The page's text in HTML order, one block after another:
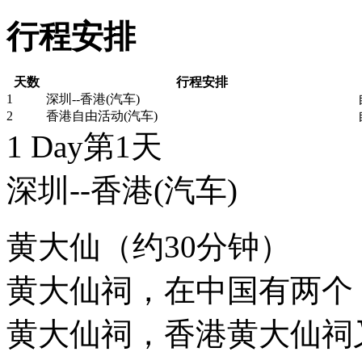
行程安排
天数
行程安排
1
深圳--香港(汽车)
2
香港自由活动(汽车)
1 Day第1天
深圳--香港(汽车)
黄大仙（约30分钟）
黄大仙祠，在中国有两
黄大仙祠，香港黄大仙